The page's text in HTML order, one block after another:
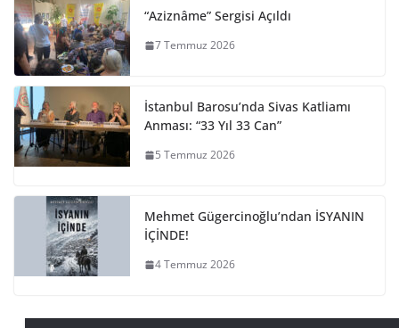
“Aziznâme” Sergisi Açıldı
7 Temmuz 2026
İstanbul Barosu’nda Sivas Katliamı
Anması: “33 Yıl 33 Can”
5 Temmuz 2026
Mehmet Gügercinoğlu’ndan İSYANIN
İÇİNDE!
4 Temmuz 2026